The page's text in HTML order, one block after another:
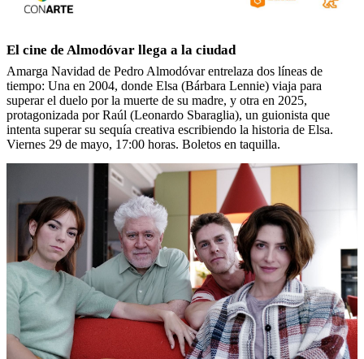
El cine de Almodóvar llega a la ciudad
Amarga Navidad de Pedro Almodóvar entrelaza dos líneas de
tiempo: Una en 2004, donde Elsa (Bárbara Lennie) viaja para
superar el duelo por la muerte de su madre, y otra en 2025,
protagonizada por Raúl (Leonardo Sbaraglia), un guionista que
intenta superar su sequía creativa escribiendo la historia de Elsa.
Viernes 29 de mayo, 17:00 horas. Boletos en taquilla.